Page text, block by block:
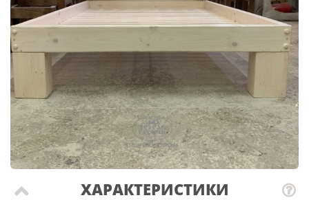
ХАРАКТЕРИСТИКИ